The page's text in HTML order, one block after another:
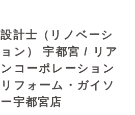
設計士（リノベーシ
ョン） 宇都宮 / リア
ンコーポレーション
リフォーム・ガイソ
ー宇都宮店